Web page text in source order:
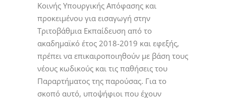
Κοινής Υπουργικής Απόφασης και
προκειμένου για εισαγωγή στην
Τριτοβάθμια Εκπαίδευση από το
ακαδημαϊκό έτος 2018-2019 και εφεξής,
πρέπει να επικαιροποιηθούν με βάση τους
νέους κωδικούς και τις παθήσεις του
Παραρτήματος της παρούσας. Για το
σκοπό αυτό, υποψήφιοι που έχουν